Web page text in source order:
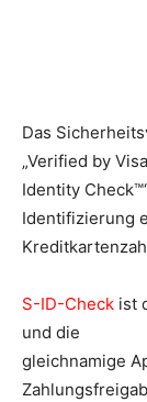
Das
„Verified by
Identity
Identifizierung
S-ID-Check ist
und die
gleichnamige